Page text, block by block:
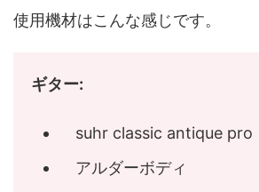
使用機材はこんな感じです。
ギター:
suhr classic antique pro
アルダーボディ